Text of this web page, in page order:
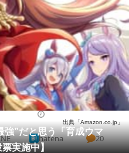
ニュース
クイズ
地域
教育・育児
リサーチ
強”だと思う「育成ウマ
実施中】
出典「Amazon.co.jp」
hatena 20